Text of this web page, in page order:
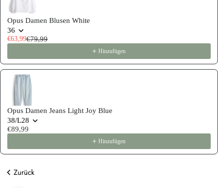
Opus Damen Blusen White
36
€63,99€79,99
Hinzufügen
Opus Damen Jeans Light Joy Blue
38/L28
€89,99
Hinzufügen
Zurück